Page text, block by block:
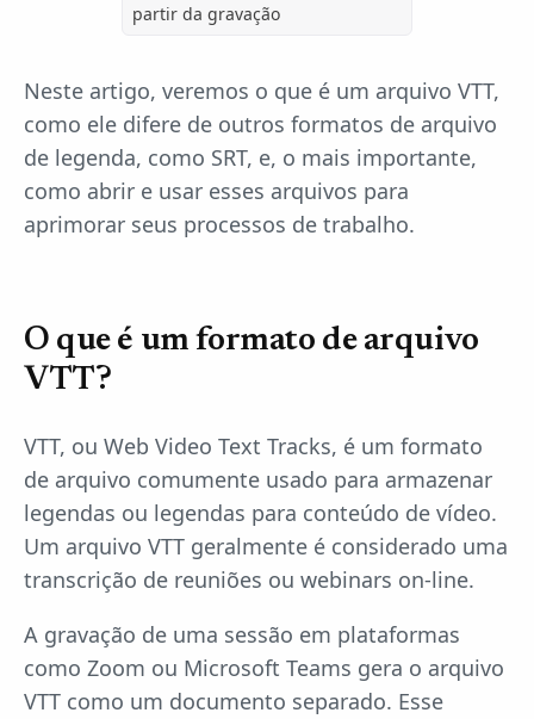
partir da gravação
Neste artigo, veremos o que é um arquivo VTT,
como ele difere de outros formatos de arquivo
de legenda, como SRT, e, o mais importante,
como abrir e usar esses arquivos para
aprimorar seus processos de trabalho.
O que é um formato de arquivo
VTT?
VTT, ou Web Video Text Tracks, é um formato
de arquivo comumente usado para armazenar
legendas ou legendas para conteúdo de vídeo.
Um arquivo VTT geralmente é considerado uma
transcrição de reuniões ou webinars on-line.
A gravação de uma sessão em plataformas
como Zoom ou Microsoft Teams gera o arquivo
VTT como um documento separado. Esse